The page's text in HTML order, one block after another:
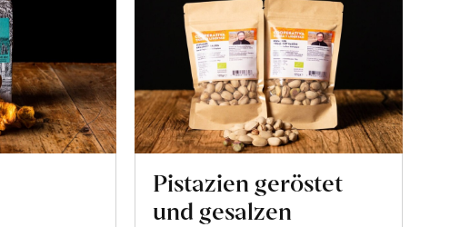
Pistazien geröstet
und gesalzen